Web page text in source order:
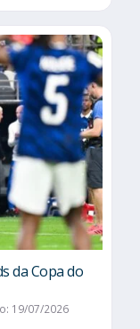
da Copa do
19/07/2026